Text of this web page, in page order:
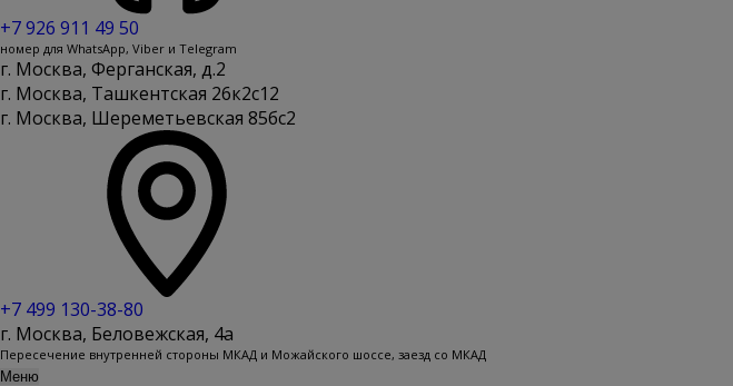
+7 926 911 49 50
номер для WhatsApp, Viber и Telegram
г. Москва, Ферганская, д.2
г. Москва, Ташкентская 26к2с12
г. Москва, Шереметьевская 85бс2
+7 499 130-38-80
г. Москва, Беловежская, 4a
Пересечение внутренней стороны МКАД и Можайского шоссе, заезд со МКАД
Меню